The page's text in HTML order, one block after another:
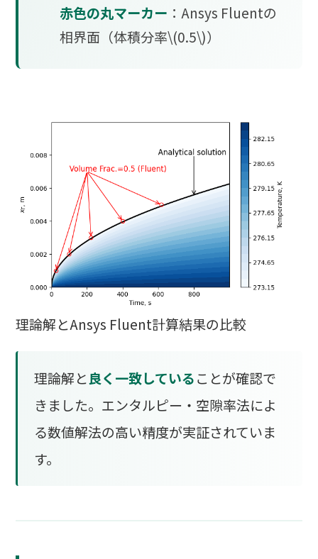
赤色の丸マーカー ：Ansys Fluentの
相界面（体積分率\(0.5\)）
理論解とAnsys Fluent計算結果の比較
理論解と良く一致していることが確認で
きました。エンタルピー・空隙率法によ
る数値解法の高い精度が実証されていま
す。